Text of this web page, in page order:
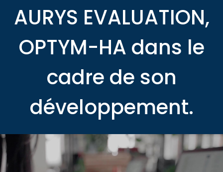
AURYS EVALUATION,
OPTYM-HA dans le
cadre de son
développement.